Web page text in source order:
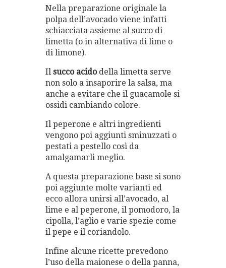
Nella preparazione originale la
polpa dell’avocado viene infatti
schiacciata assieme al succo di
limetta (o in alternativa di lime o
di limone).
Il succo acidodella limetta serve
non solo a insaporire la salsa, ma
anche a evitare che il guacamole si
ossidi cambiando colore.
Il peperone e altri ingredienti
vengono poi aggiunti sminuzzati o
pestati a pestello così da
amalgamarli meglio.
A questa preparazione base si sono
poi aggiunte molte varianti ed
ecco allora unirsi all’avocado, al
lime e al peperone, il pomodoro, la
cipolla, l’aglio e varie spezie come
il pepe e il coriandolo.
Infine alcune ricette prevedono
l’uso della maionese o della panna,